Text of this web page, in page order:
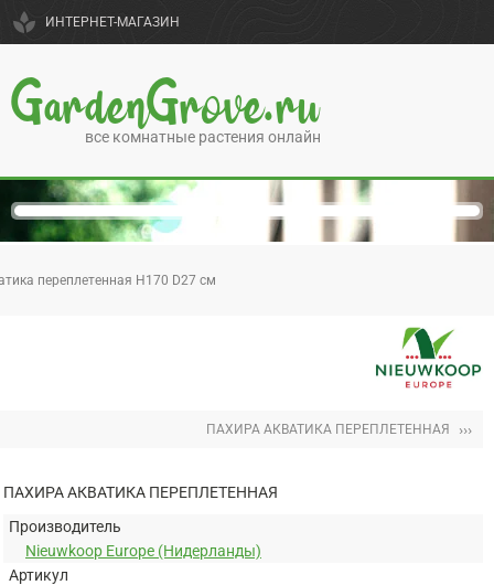
spa ИНТЕРНЕТ-МАГАЗИН
GardenGrove.ru
все комнатные растения онлайн
переплетенная H170 D27 см
ПАХИРА АКВАТИКА ПЕРЕПЛЕТЕННАЯ ›››
ПАХИРА АКВАТИКА ПЕРЕПЛЕТЕННАЯ
Производитель
Nieuwkoop Europe (Нидерланды)
Артикул